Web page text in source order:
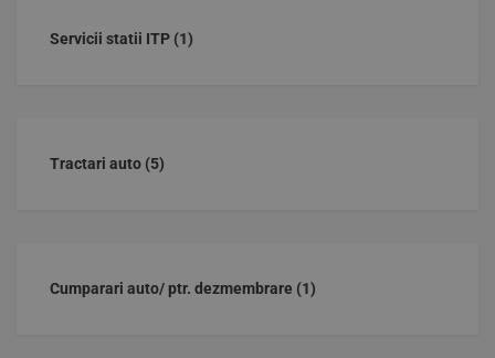
Servicii statii ITP (1)
Tractari auto (5)
Cumparari auto/ ptr. dezmembrare (1)